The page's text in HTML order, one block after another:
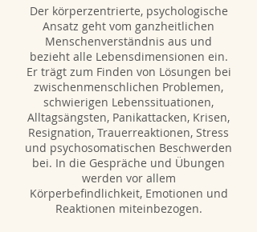
Der körperzentrierte, psychologische
Ansatz geht vom ganzheitlichen
Menschenverständnis aus und
bezieht alle Lebensdimensionen ein.
Er trägt zum Finden von Lösungen bei
zwischenmenschlichen Problemen,
schwierigen Lebenssituationen,
Alltagsängsten, Panikattacken, Krisen,
Resignation, Trauerreaktionen, Stress
und psychosomatischen Beschwerden
bei. In die Gespräche und Übungen
werden vor allem
Körperbefindlichkeit, Emotionen und
Reaktionen miteinbezogen.